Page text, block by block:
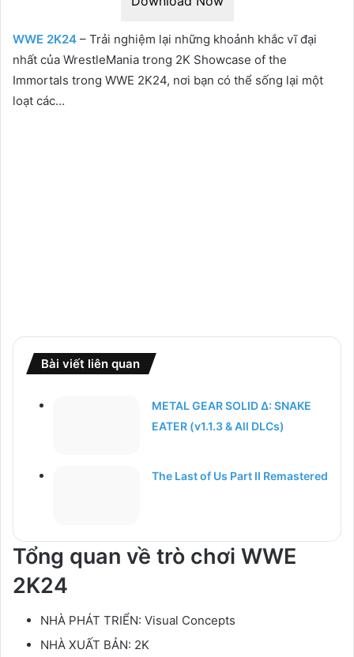
WWE 2K24 – Trải nghiệm lại những khoảnh khắc vĩ đại
nhất của WrestleMania trong 2K Showcase of the
Immortals trong WWE 2K24, nơi bạn có thể sống lại một
loạt các…
Bài viết liên quan
METAL GEAR SOLID Δ: SNAKE
EATER (v1.1.3 & All DLCs)
The Last of Us Part II Remastered
Tổng quan về trò chơi WWE
2K24
NHÀ PHÁT TRIỂN: Visual Concepts
NHÀ XUẤT BẢN: 2K